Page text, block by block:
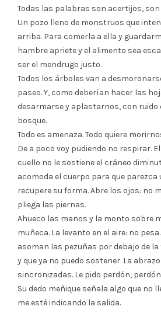
Todas las palabras son acertijos, son
Un pozo lleno de monstruos que
arriba. Para comerla a ella y
hambre apriete y el alimento sea
ser el mendrugo justo.
Todos los árboles van a
paseo. Y, como deberían hacer las
desarmarse y aplastarnos, con ruido
bosque.
Todo es amenaza. Todo quiere
De a poco voy pudiendo no respirar.
cuello no le sostiene el cráneo
acomoda el cuerpo para que parezca
recupere su forma. Abre los ojos: no
pliega las piernas.
Ahueco las manos y la monto sobre
muñeca. La levanto en el aire: no
asoman las pezuñas por debajo de
y que ya no puedo sostener. La
sincronizadas. Le pido perdón,
Su dedo meñique señala algo que no
me esté indicando la salida.